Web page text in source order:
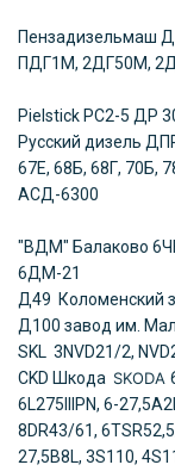
Пензадизельмаш
ПДГ1М, 2ДГ50М,
Pielstick PC2-5 ДР
Русский дизель
67Е, 68Б, 68Г, 70Б,
АСД-6300
"ВДМ" Балаково
6ДМ-21
Д49 Коломенский
Д100 завод им.
SKL 3NVD21/2,
CKD Шкода SKODA
6L275IIIPN, 6-
8DR43/61,
27,5B8L, 3S110,